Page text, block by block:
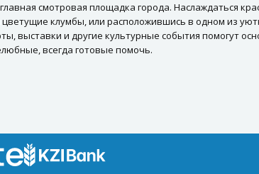
смотровая площадка города. Наслаждаться
клумбы, или расположившись в одном из
и другие культурные события помогут
всегда готовые помочь.